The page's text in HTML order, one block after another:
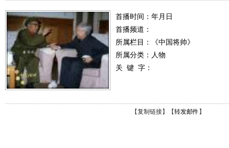
首播时间：年月日
首播频道：
所属栏目：
《中国将帅》
所属分类：人物
关 键 字：
【复制链接】【转发邮件 】